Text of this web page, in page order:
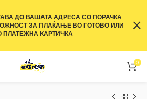
0
ДО ВАШАТА АДРЕСА СО ПОРАЧКА
ЗА ПЛАЌАЊЕ ВО ГОТОВО ИЛИ
ПЛАТЕЖНА КАРТИЧКА